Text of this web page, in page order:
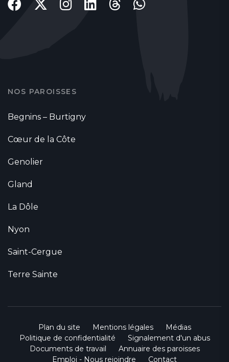
NOS PAROISSES
Begnins – Burtigny
Cœur de la Côte
Genolier
Gland
La Dôle
Nyon
Saint-Cergue
Terre Sainte
Plan du site Mentions légales
Médias
Politique de confidentialité
Signalement d'un abus
Documents de travail
Annuaire des paroisses
Emploi - Nous rejoindre
Contact